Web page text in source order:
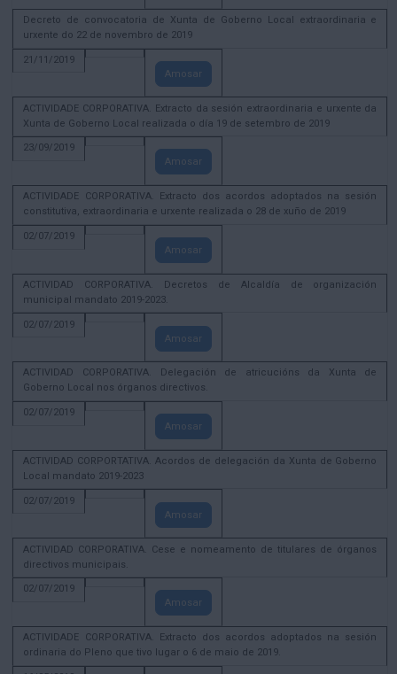
Decreto de convocatoria de Xunta de Goberno Local extraordinaria e
urxente do 22 de novembro de 2019
21/11/2019
Amosar
ACTIVIDADE CORPORATIVA. Extracto da sesión extraordinaria e urxente da
Xunta de Goberno Local realizada o día 19 de setembro de 2019
23/09/2019
Amosar
ACTIVIDADE CORPORATIVA. Extracto dos acordos adoptados na sesión
constitutiva, extraordinaria e urxente realizada o 28 de xuño de 2019
02/07/2019
Amosar
ACTIVIDAD CORPORATIVA. Decretos de Alcaldía de organización
municipal mandato 2019-2023.
02/07/2019
Amosar
ACTIVIDAD CORPORATIVA. Delegación de atricucións da Xunta de
Goberno Local nos órganos directivos.
02/07/2019
Amosar
ACTIVIDAD CORPORTATIVA. Acordos de delegación da Xunta de Goberno
Local mandato 2019-2023
02/07/2019
Amosar
ACTIVIDAD CORPORATIVA. Cese e nomeamento de titulares de órganos
directivos municipais.
02/07/2019
Amosar
ACTIVIDADE CORPORATIVA. Extracto dos acordos adoptados na sesión
ordinaria do Pleno que tivo lugar o 6 de maio de 2019.